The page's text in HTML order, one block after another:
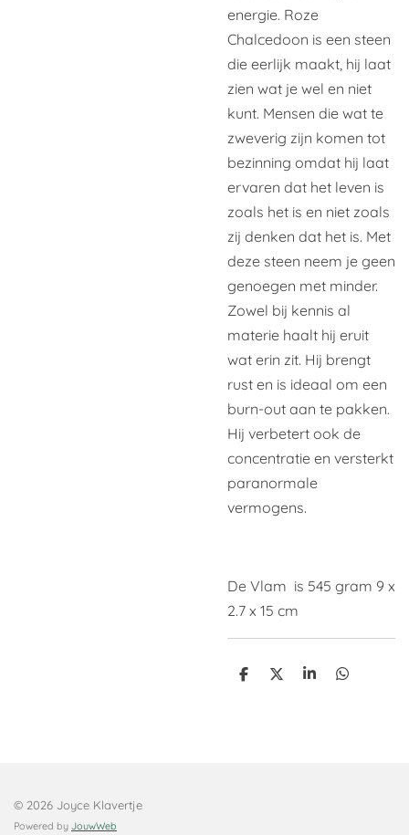
energie. Roze
Chalcedoon is een steen
die eerlijk maakt, hij laat
zien wat je wel en niet
kunt. Mensen die wat te
zweverig zijn komen tot
bezinning omdat hij laat
ervaren dat het leven is
zoals het is en niet zoals
zij denken dat het is. Met
deze steen neem je geen
genoegen met minder.
Zowel bij kennis al
materie haalt hij eruit
wat erin zit. Hij brengt
rust en is ideaal om een
burn-out aan te pakken.
Hij verbetert ook de
concentratie en versterkt
paranormale
vermogens.
De Vlam is 545 gram 9 x
2.7 x 15 cm
D
D
S
D
© 2026 Joyce Klavertje
Powered by JouwWeb